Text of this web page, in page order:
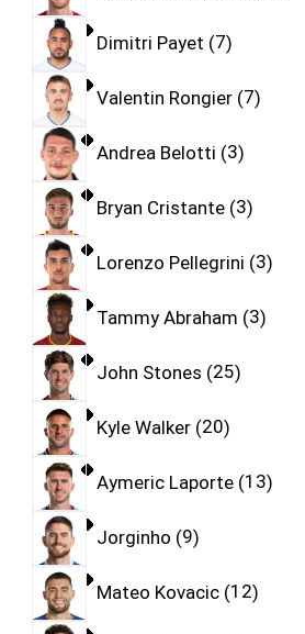
Dimitri Payet 7
Valentin Rongier 7
Andrea Belotti 3
Bryan Cristante 3
Lorenzo Pellegrini 3
Tammy Abraham 3
John Stones 25
Kyle Walker 20
Aymeric Laporte 13
Jorginho 9
Mateo Kovacic 12